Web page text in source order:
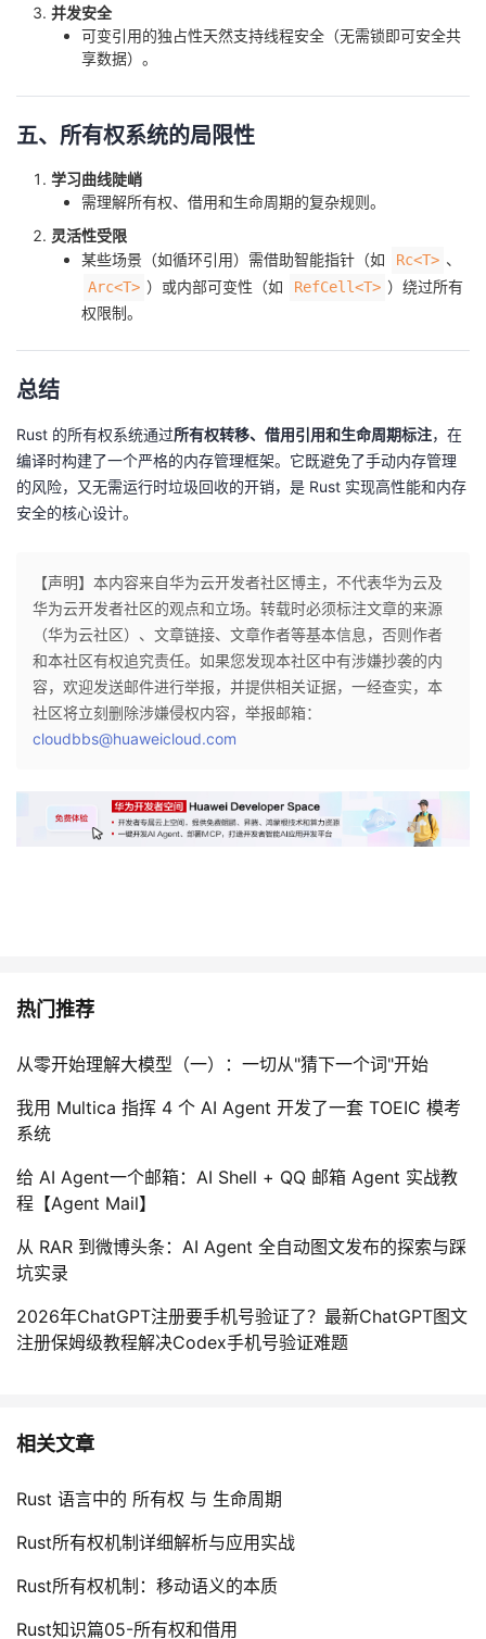
并发安全
可变引用的独占性天然支持线程安全（无需锁即可安全共
享数据）。
五、所有权系统的局限性
学习曲线陡峭
需理解所有权、借用和生命周期的复杂规则。
灵活性受限
某些场景（如循环引用）需借助智能指针（如
Rc<T> 、
Arc<T> ）或内部可变性（如 RefCell<T> ）绕过所有
权限制。
总结
Rust 的所有权系统通过所有权转移、借用引用和生命周期标注，在
编译时构建了一个严格的内存管理框架。它既避免了手动内存管理
的风险，又无需运行时垃圾回收的开销，是 Rust 实现高性能和内存
安全的核心设计。
【声明】本内容来自华为云开发者社区博主，不代表华为云及
华为云开发者社区的观点和立场。转载时必须标注文章的来源
（华为云社区）、文章链接、文章作者等基本信息，否则作者
和本社区有权追究责任。如果您发现本社区中有涉嫌抄袭的内
容，欢迎发送邮件进行举报，并提供相关证据，一经查实，本
社区将立刻删除涉嫌侵权内容，举报邮箱：
cloudbbs@huaweicloud.com
热门推荐
从零开始理解大模型（一）：一切从"猜下一个词"开始
我用 Multica 指挥 4 个 AI Agent 开发了一套 TOEIC 模考
系统
给 AI Agent一个邮箱：AI Shell + QQ 邮箱 Agent 实战教
程【Agent Mail】
从 RAR 到微博头条：AI Agent 全自动图文发布的探索与踩
坑实录
2026年ChatGPT注册要手机号验证了？最新ChatGPT图文
注册保姆级教程解决Codex手机号验证难题
相关文章
Rust 语言中的 所有权 与 生命周期
Rust所有权机制详细解析与应用实战
Rust所有权机制：移动语义的本质
Rust知识篇05-所有权和借用